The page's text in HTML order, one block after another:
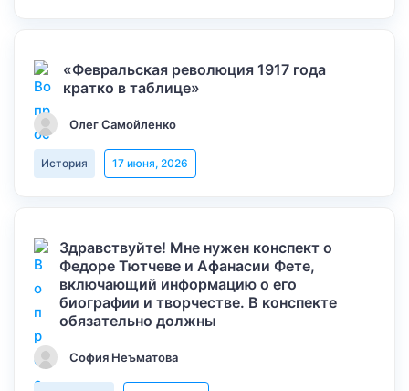
«Февральская революция 1917 года
кратко в таблице»
Олег Самойленко
История 17 июня, 2026
Здравствуйте! Мне нужен конспект о
Федоре Тютчеве и Афанасии Фете,
включающий информацию о его
биографии и творчестве. В конспекте
обязательно должны
София Неъматова